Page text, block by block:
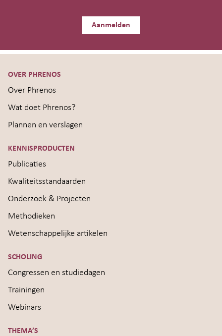
Aanmelden
OVER PHRENOS
Over Phrenos
Wat doet Phrenos?
Plannen en verslagen
KENNISPRODUCTEN
Publicaties
Kwaliteitsstandaarden
Onderzoek & Projecten
Methodieken
Wetenschappelijke artikelen
SCHOLING
Congressen en studiedagen
Trainingen
Webinars
THEMA’S